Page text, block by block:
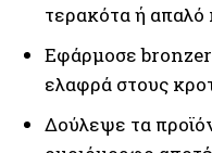
τερακότα ή
Εφάρμοσε
ελαφρά στους
Δούλεψε τα